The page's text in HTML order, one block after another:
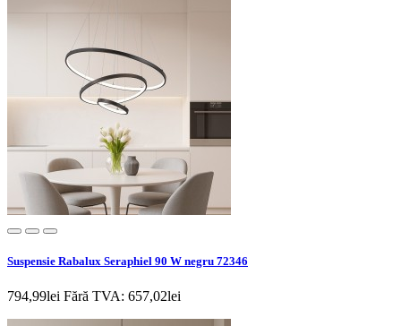
Suspensie Rabalux Seraphiel 90 W negru 72346
794,99lei Fără TVA: 657,02lei